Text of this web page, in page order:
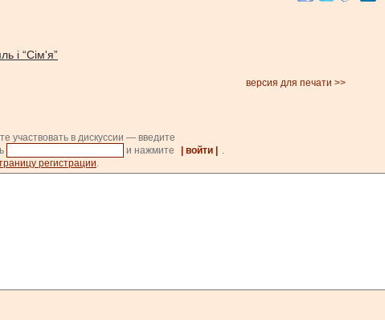
і “Сім'я”
версия для печати >>
участвовать в дискуссии — введите
и нажмите | войти |
.
регистрации.